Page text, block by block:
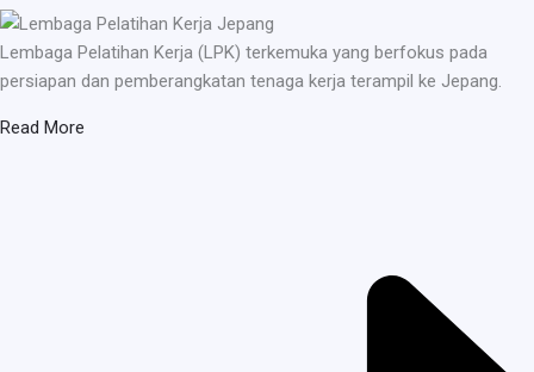
Lembaga Pelatihan Kerja (LPK) terkemuka yang berfokus pada
persiapan dan pemberangkatan tenaga kerja terampil ke Jepang.
Read More